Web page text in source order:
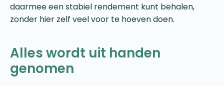
daarmee een stabiel rendement kunt behalen,
zonder hier zelf veel voor te hoeven doen.
Alles wordt uit handen
genomen